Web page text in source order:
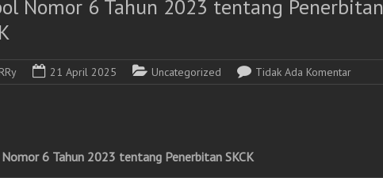
Nomor 6 Tahun 2023 tentang Penerbitan
21 April 2025 Uncategorized Tidak Ada Komentar
6 Tahun 2023 tentang Penerbitan SKCK